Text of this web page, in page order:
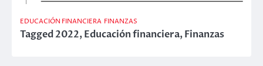
EDUCACIÓN FINANCIERA FINANZAS
Tagged2022,Educación financiera,Finanzas